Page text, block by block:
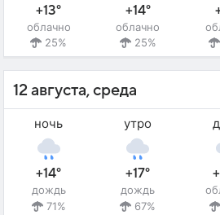
+13°
облачно
25%
+14°
облачно
25%
12 августа, среда
ночь
+14°
дождь
71%
утро
+17°
дождь
67%